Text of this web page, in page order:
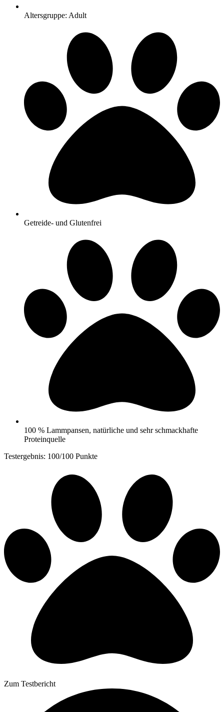
Altersgruppe: Adult
Getreide- und Glutenfrei
100 % Lammpansen, natürliche und sehr schmackhafte
Proteinquelle
Testergebnis: 100/100 Punkte
Zum Testbericht